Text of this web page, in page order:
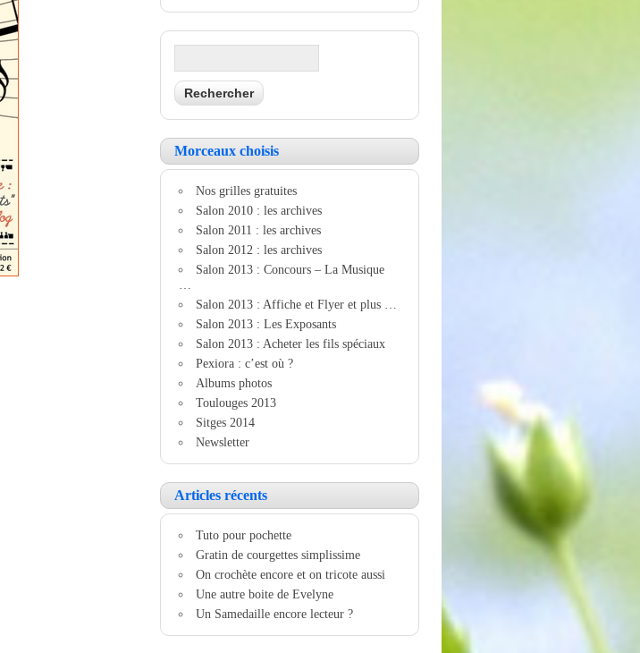
Morceaux choisis
Nos grilles gratuites
Salon 2010 : les archives
Salon 2011 : les archives
Salon 2012 : les archives
Salon 2013 : Concours – La Musique
Salon 2013 : Affiche et Flyer et plus …
Salon 2013 : Les Exposants
Salon 2013 : Acheter les fils spéciaux
Pexiora : c’est où ?
Albums photos
Toulouges 2013
Sitges 2014
Newsletter
Articles récents
Tuto pour pochette
Gratin de courgettes simplissime
On crochète encore et on tricote aussi
Une autre boite de Evelyne
Un Samedaille encore lecteur ?